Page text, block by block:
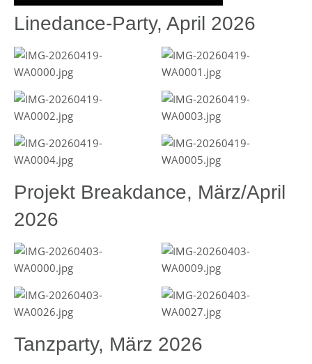
Linedance-Party, April 2026
Projekt Breakdance, März/April
2026
Tanzparty, März 2026